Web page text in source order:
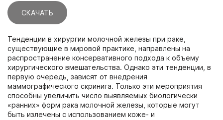
СКАЧАТЬ
Тенденции в хирургии молочной железы при раке,
существующие в мировой практике, направлены на
распространение консервативного подхода к объему
хирургического вмешательства. Однако эти тенденции, в
первую очередь, зависят от внедрения
маммографического скринига. Только эти мероприятия
способны увеличить число выявляемых биологически
«ранних» форм рака молочной железы, которые могут
быть излечены с использованием коже- и